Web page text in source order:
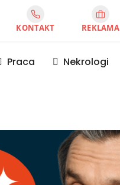
KONTAKT REKLAMA
Praca Nekrologi